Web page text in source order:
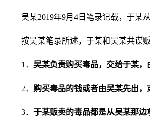
吴某2019年9月4日笔录记载，于某
按吴某笔录所述，于某和吴某共谋
1． 吴某负责购买毒品，交给于某
2． 购买毒品的钱或者由吴某先出
3． 于某贩卖的毒品都是从吴某那